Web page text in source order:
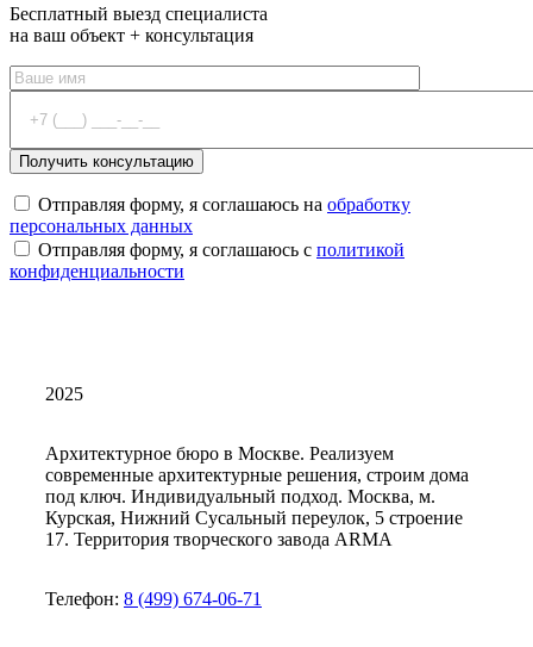
Бесплатный выезд специалиста
на ваш объект + консультация
Отправляя форму, я соглашаюсь на обработку
персональных данных
Отправляя форму, я соглашаюсь с политикой
конфиденциальности
2025
Архитектурное бюро в Москве. Реализуем
современные архитектурные решения, строим дома
под ключ. Индивидуальный подход. Москва, м.
Курская, Нижний Сусальный переулок, 5 строение
17. Территория творческого завода ARMA
Телефон: 8 (499) 674-06-71